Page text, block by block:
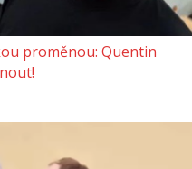
proměnou: Quentin